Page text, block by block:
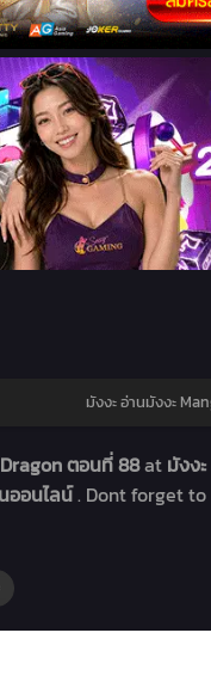
มังงะ อ่านมังงะ
ตอนที่ 88at มังง
ออนไลน์. Dont forget